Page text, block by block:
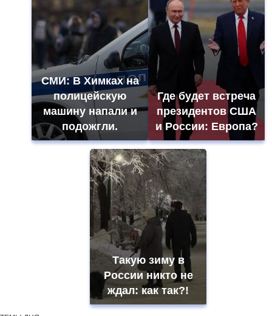
СМИ: В Химках на
полицейскую
машину напали и
подожгли.
Где будет встреча
президентов США
и России: Европа?
Такую зиму в
России никто не
ждал: как так?!